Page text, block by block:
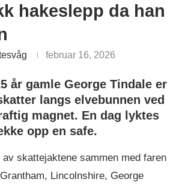
hakeslepp da han
februar 16, 2026
år gamle George Tindale er
langs elvebunnen ved
magnet. En dag lyktes
opp en safe.
skattejaktene sammen med faren
Lincolnshire, George